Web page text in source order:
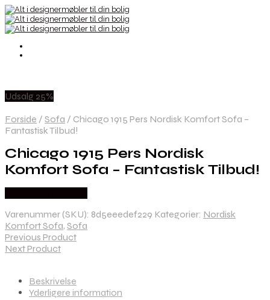
Udsalg 25%
Forside / Sofa / Chicago 1915 Pers Nordisk Komfort Sofa –
Fantastisk Tilbud!
Chicago 1915 Pers Nordisk
Komfort Sofa – Fantastisk Tilbud!
Varenummer (SKU): 8d5eeedef229 Kategorier: Nordisk
Komfort Sofa, Sofa
Previous Product
Next Product
Beskrivelse
Yderligere information